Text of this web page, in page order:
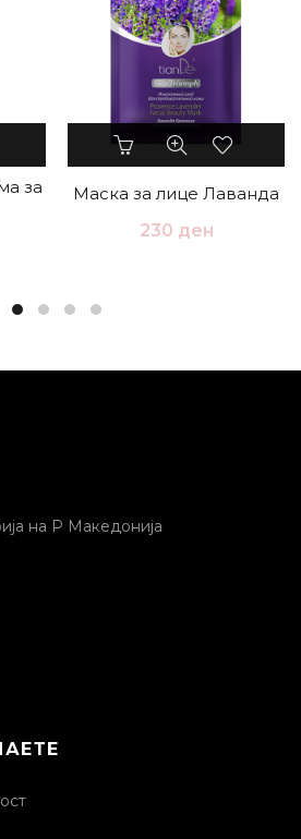
за
Маска за лице Лаванда
230 ден
на Р Македонија